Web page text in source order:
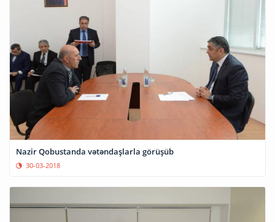
Nazir Qobustanda vətəndaşlarla görüşüb
30-03-2018